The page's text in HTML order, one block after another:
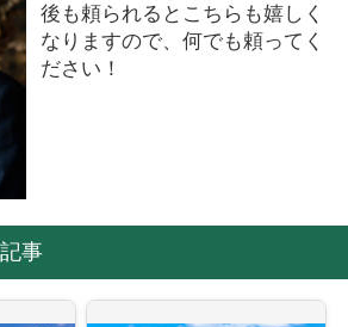
後も頼られるとこちらも嬉しく
なりますので、何でも頼ってく
ださい！
事